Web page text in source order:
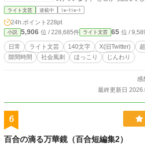
言葉は氷点下。でも、行動はオ
王子は、なぜか由芽にだけ過保護すぎる!? 武器
棒は、吸血鬼顔のオカン。パワポ
表とエビデンスでぶち抜け！ 社内最下層のすっぴん白衣に
よる、痛快・逆転お仕事ラブコメディ。 ――さあ
ら反撃開始！
れの食生活により、血の品質低下
した男の話 etc… ※140字というのはツィッター【現X】の文
字数制限です。 折角？なので、
40字で書いてます。 ホラー、SF、ミステリー、ファンタジ
ー…色々とふれ幅は大きくしてい
思ったものがあれば、感想など頂
いような気がします。 その場で
いつか書こうと思ってネタ帳に
ゃいますね。 説明も加筆できな
投稿になりそのうち怒られそう
ライト文芸 連載中 ｼｮｰﾄｼｮｰﾄ
24h.ポイント 228pt
小説 5,906 位 / 228,685件 ライト文芸 65 位 /
日常 ライト文芸 140文字 X(旧Twitter)
隙間時間
社会風刺 ほっこり じんわり
感
最終更新日
6
百合の滴る万華鏡（百合短編集2）